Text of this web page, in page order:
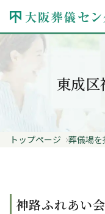
東成
トップページ 葬儀場を
神路ふれあい